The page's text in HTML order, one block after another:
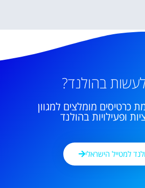
בהולנד?
כרטיסים מומלצים למגוון
ופעילויות בהולנד
למטייל הישראלי